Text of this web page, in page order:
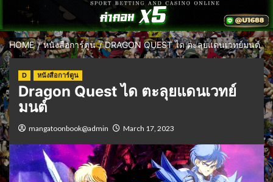
HOME หนังสือการ์ตูน DRAGON QUEST ได ตะลุยแดนเวทย์มนต์
D หนังสือการ์ตูน
Dragon Quest ได ตะลุยแดนเวทย์
มนต์
mangatoonbook@admin March 17, 2023